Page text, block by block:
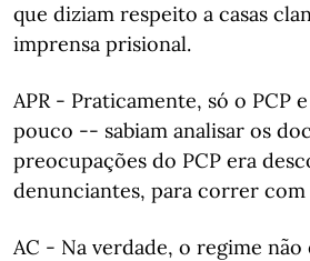
que diziam respeito a casas
imprensa prisional.
APR - Praticamente, só o PCP
pouco -- sabiam analisar os
preocupações do PCP era
denunciantes, para correr
AC - Na verdade, o regime